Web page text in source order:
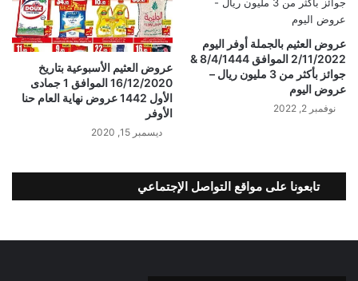
عروض العثيم بالجملة أوفر اليوم
2/11/2022 الموافق 8/4/1444 &
جوائز بأكثر من 3 مليون ريال –
عروض اليوم
نوفمبر 2, 2022
عروض العثيم الأسبوعية بتاريخ
16/12/2020 الموافق 1 جمادى
الأول 1442 عروض نهاية العام حنا
الأوفر
ديسمبر 15, 2020
تابعونا على مواقع التواصل الإجتماعي